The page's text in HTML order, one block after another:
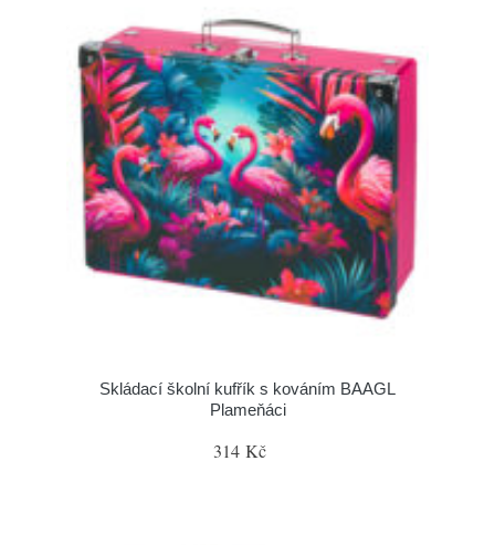
Skládací školní kufřík s kováním BAAGL
Plameňáci
314 Kč